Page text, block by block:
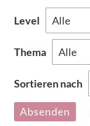
Level
Thema
Sortieren nach
Absenden